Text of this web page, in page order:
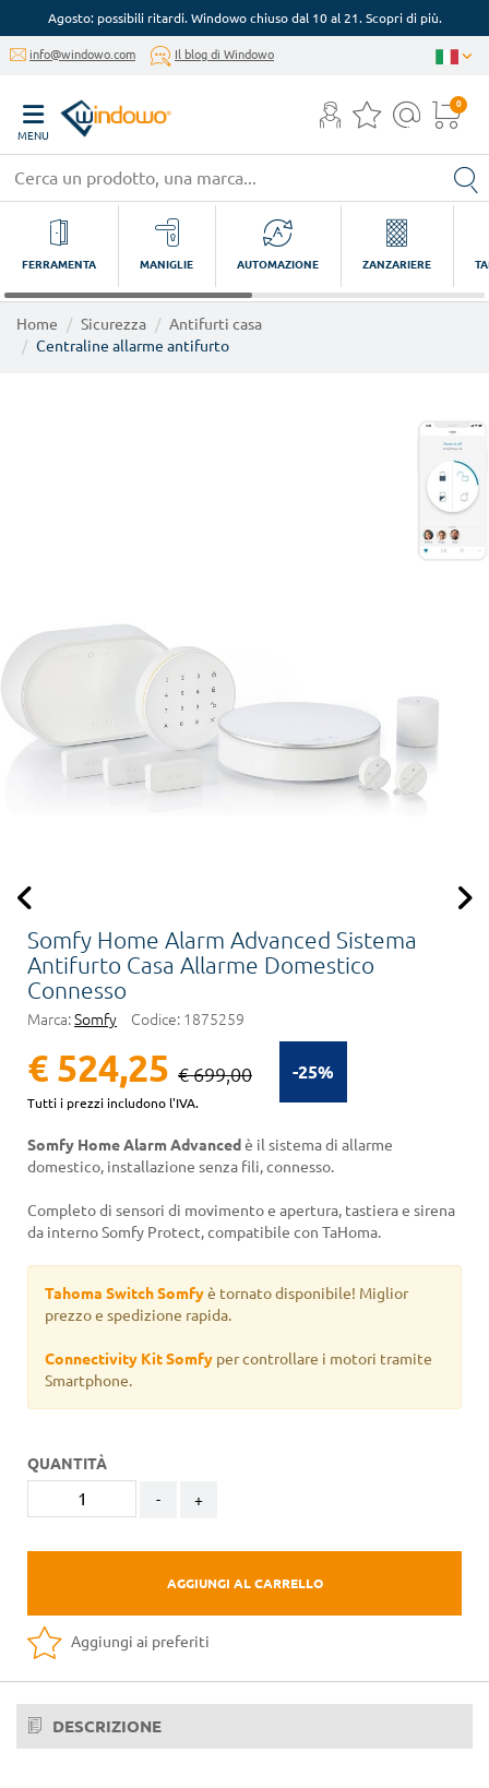
Agosto: possibili ritardi. Windowo chiuso dal 10 al 21. Scopri di più.
info@windowo.com Il blog di Windowo
MENU
0
FERRAMENTA MANIGLIE AUTOMAZIONE ZANZARIERE
Home Sicurezza
Antifurti casa
Centraline allarme antifurto
Somfy Home Alarm Advanced Sistema
Antifurto Casa Allarme Domestico
Connesso
Marca:Somfy Codice: 1875259
-25%
€ 524,25 € 699,00
Tutti i prezzi includono l'IVA.
Somfy Home Alarm Advanced è il sistema di allarme
domestico, installazione senza fili, connesso.
Completo di sensori di movimento e apertura, tastiera e sirena
da interno Somfy Protect, compatibile con TaHoma.
Tahoma Switch Somfyè tornato disponibile! Miglior
prezzo e spedizione rapida.
Connectivity Kit Somfy per controllare i motori tramite
Smartphone.
QUANTITÀ
- +
AGGIUNGI AL CARRELLO
Aggiungi ai preferiti
DESCRIZIONE